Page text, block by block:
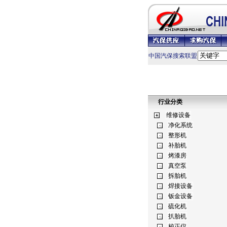
中国汽保搜索联盟
行业分类